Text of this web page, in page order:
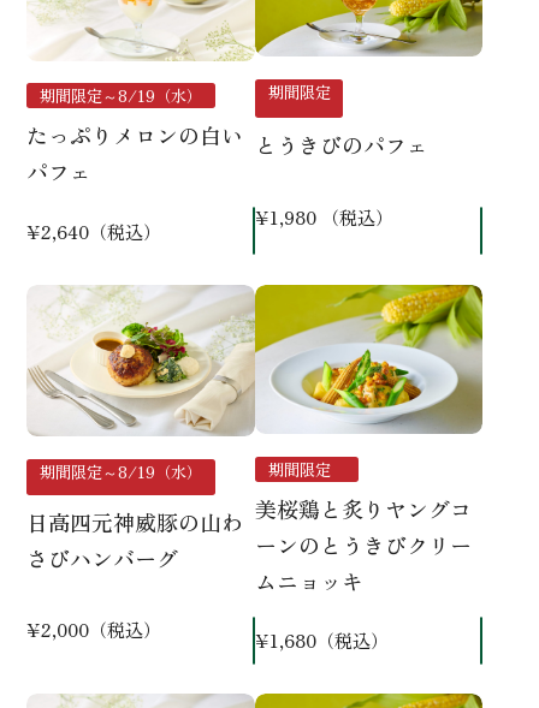
期間限定～8/19（水）
たっぷりメロンの白い
パフェ
¥2,640（税込）
期間限定
とうきびのパフェ
¥1,980 （税込）
期間限定～8/19（水）
日高四元神威豚の山わ
さびハンバーグ
¥2,000（税込）
期間限定
美桜鶏と炙りヤングコ
ーンのとうきびクリー
ムニョッキ
¥1,680（税込）